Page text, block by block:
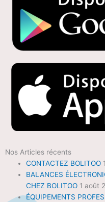
Nos Articles récents
CONTACTEZ BOLITOO
BALANCES
CHEZ BOLITOO 1 août
ÉQUIPEMENTS